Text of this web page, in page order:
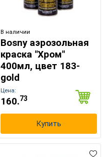
В наличии
Bosny аэрозольная
краска "Хром"
400мл, цвет 183-
gold
Цена:
160.73
Купить